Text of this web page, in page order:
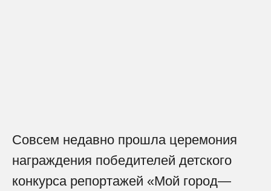
Совсем недавно прошла церемония
награждения победителей детского
конкурса репортажей «Мой город—